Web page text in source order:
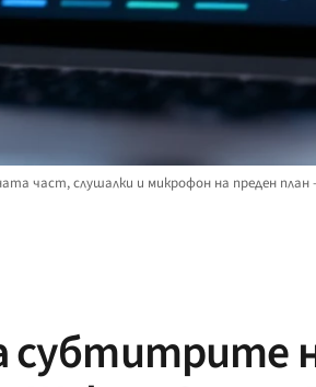
част, слушалки и микрофон на преден
субтитрите